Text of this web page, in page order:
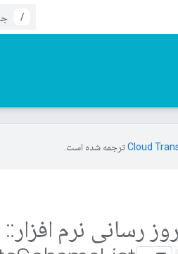
/
ترجمه شده است.
رسانی نرم افزار ::